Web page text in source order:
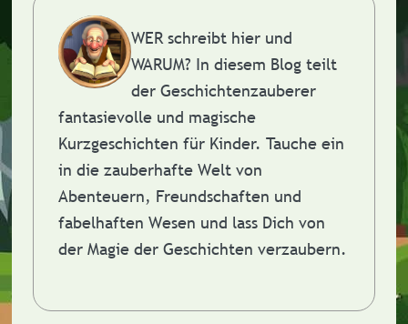
WER schreibt hier und
WARUM? In diesem Blog teilt
der Geschichtenzauberer
fantasievolle und magische
Kurzgeschichten für Kinder. Tauche ein
in die zauberhafte Welt von
Abenteuern, Freundschaften und
fabelhaften Wesen und lass Dich von
der Magie der Geschichten verzaubern.